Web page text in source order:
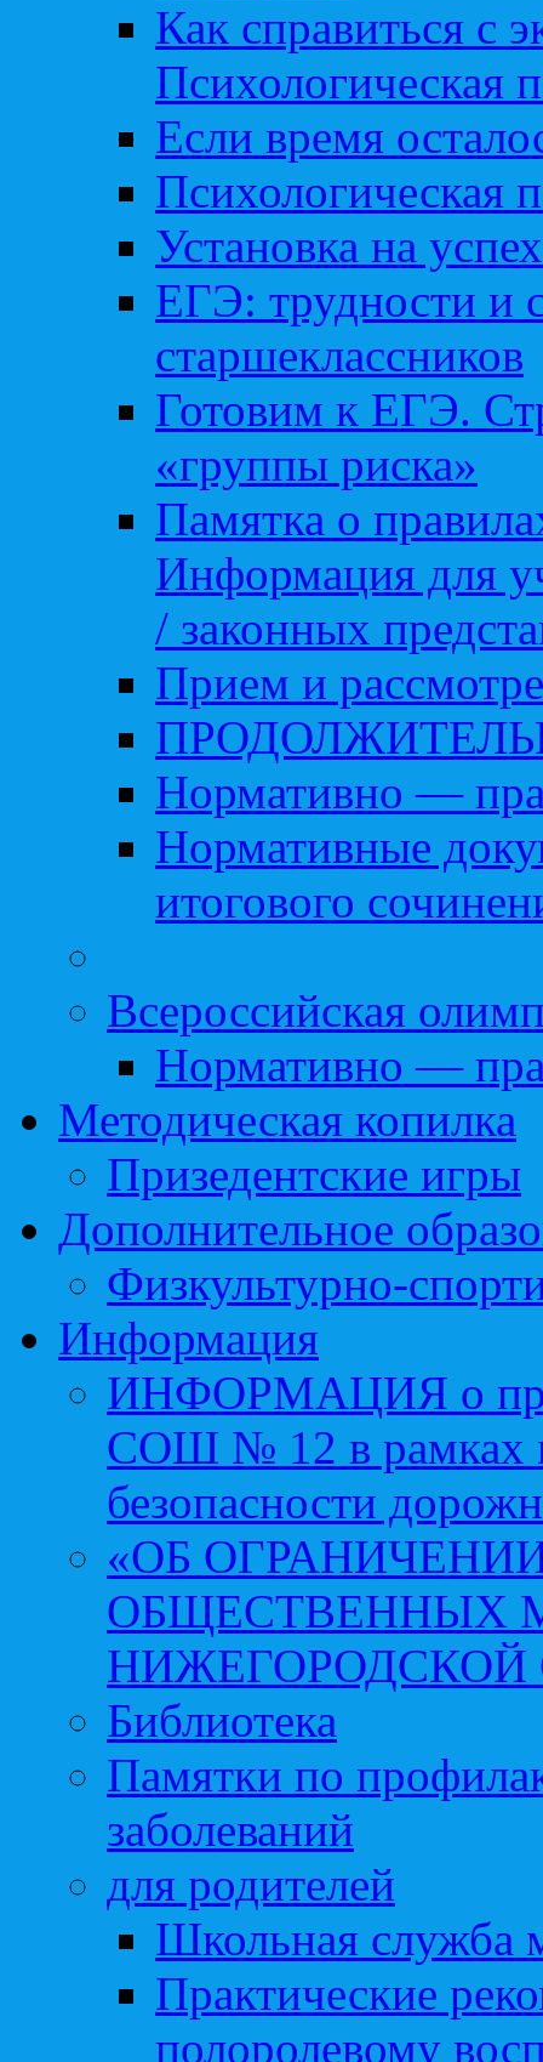
Как справиться с
Психологическая
Если время
Психологическая
Установка на успех
ЕГЭ: трудности и
старшеклассников
Готовим к ЕГЭ.
«группы риска»
Памятка о
Информация для
/ законных
Прием и
Нормативно —
Нормативные
итогового
Всероссийская
Нормативно —
Методическая копилка
Призедентские игры
Дополнительное
Физкультурно-
Информация
ИНФОРМАЦИЯ о
СОШ № 12 в рамках
безопасности
«ОБ
ОБЩЕСТВЕННЫХ
НИЖЕГОРОДСКОЙ
Библиотека
Памятки по
заболеваний
для родителей
Школьная служба
Практические
полоролевому